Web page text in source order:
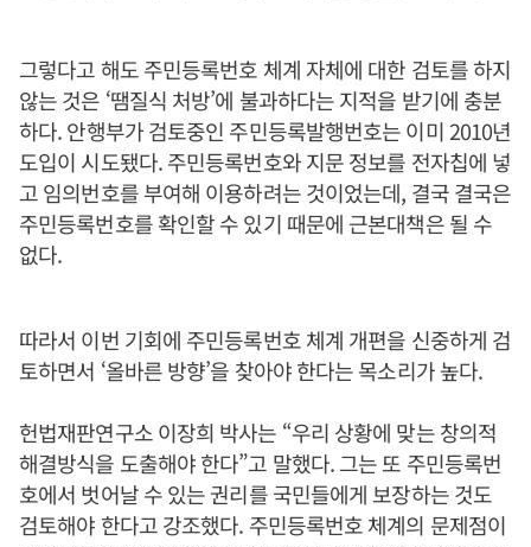
그렇다고 해도 주민등록번호 체계 자체에 대한 검토를 하지
않는 것은 ‘땜질식 처방’에 불과하다는 지적을 받기에 충분
하다. 안행부가 검토중인 주민등록발행번호는 이미 2010년
도입이 시도됐다. 주민등록번호와 지문 정보를 전자칩에 넣
고 임의번호를 부여해 이용하려는 것이었는데, 결국 결국은
주민등록번호를 확인할 수 있기 때문에 근본대책은 될 수
없다.
따라서 이번 기회에 주민등록번호 체계 개편을 신중하게 검
토하면서 ‘올바른 방향’을 찾아야 한다는 목소리가 높다.
헌법재판연구소 이장희 박사는 “우리 상황에 맞는 창의적
해결방식을 도출해야 한다”고 말했다. 그는 또 주민등록번
호에서 벗어날 수 있는 권리를 국민들에게 보장하는 것도
검토해야 한다고 강조했다. 주민등록번호 체계의 문제점이